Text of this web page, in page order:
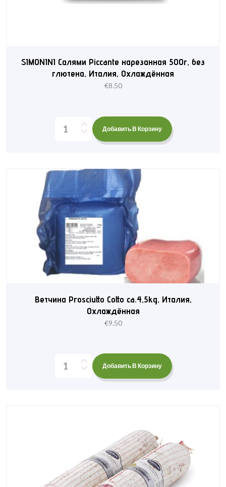
SIMONINI Салями Piccante нарезанная 500г, без
глютена, Италия, Охлаждённая
€8.50
Добавить В Корзину
Ветчина Prosciutto Cotto ca.4,5kg, Италия,
Охлаждённая
€9.50
Добавить В Корзину